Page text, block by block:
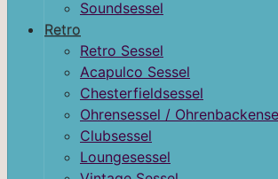
Soundsessel
Retro
Retro Sessel
Acapulco Sessel
Chesterfieldsessel
Ohrensessel /
Clubsessel
Loungesessel